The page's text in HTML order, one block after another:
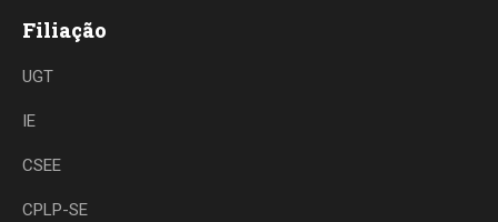
Filiação
UGT
IE
CSEE
CPLP-SE